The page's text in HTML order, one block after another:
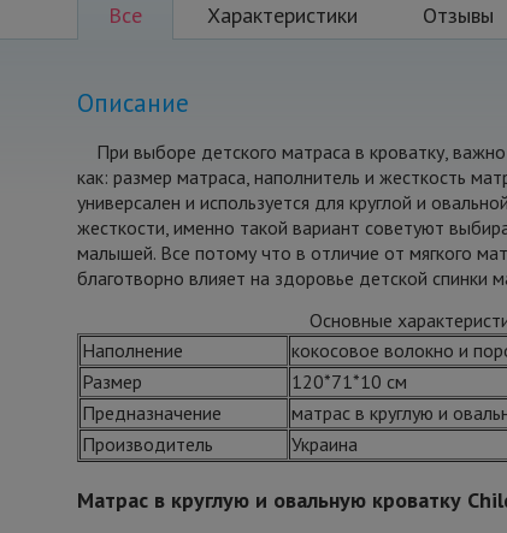
Все Характеристики Отзывы
Описание
При выборе детского матраса в кроватку,
как: размер матраса, наполнитель и жесткость
универсален и используется для круглой и
жесткости, именно такой вариант советуют
малышей. Все потому что в отличие от мягкого
благотворно влияет на здоровье детской спинки
Основные
Наполнение
кокосовое волокно и
Размер
120*71*10 см
Предназначение
матрас в круглую и
Производитель
Украина
Матрас в круглую и овальную кроватку